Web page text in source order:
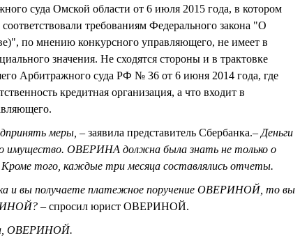
суда Омской области от 6 июля 2015 года, в котором
соответствовали требованиям Федерального закона "О
по мнению конкурсного управляющего, не имеет в
значения. Не сходятся стороны и в трактовке
Арбитражного суда РФ № 36 от 6 июня 2014 года, где
кредитная организация, а что входит в
меры, – заявила представитель Сбербанка.– Деньги
имущество. ОВЕРИНА должна была знать не только о
Кроме того, каждые три месяца составлялись отчеты.
и вы получаете платежное поручение ОВЕРИНОЙ, то вы
– спросил юрист ОВЕРИНОЙ.
ОВЕРИНОЙ.